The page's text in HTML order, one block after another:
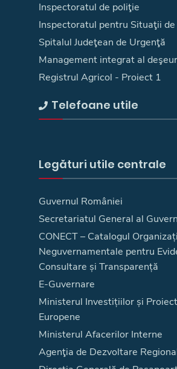
Inspectoratul de poliţie
Inspectoratul pentru Situaţii
Spitalul Judeţean de Urgenţă
Management integrat al
Registrul Agricol - Proiect 1
Telefoane utile
Legături utile centrale
Guvernul României
Secretariatul General al
CONECT – Catalogul
Neguvernamentale pentru
Consultare și Transparență
E-Guvernare
Ministerul Investițiilor și
Europene
Ministerul Afacerilor Interne
Agenţia de Dezvoltare